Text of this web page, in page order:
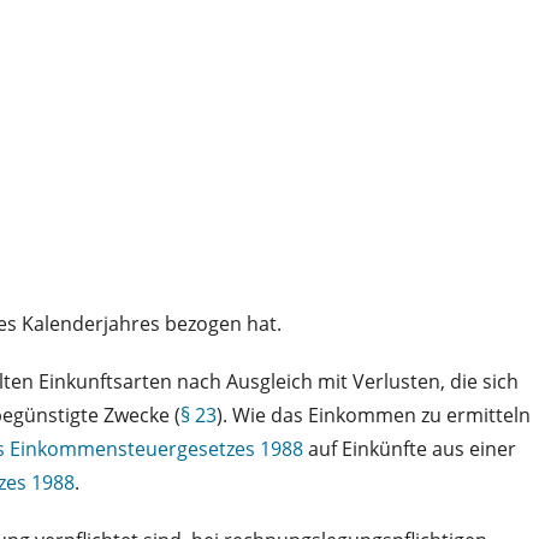
Kalenderjahres bezogen hat.
Einkunftsarten nach Ausgleich mit Verlusten, die sich
Zwecke (§ 23). Wie das Einkommen zu ermitteln
Einkommensteuergesetzes 1988auf Einkünfte aus einer
1988.